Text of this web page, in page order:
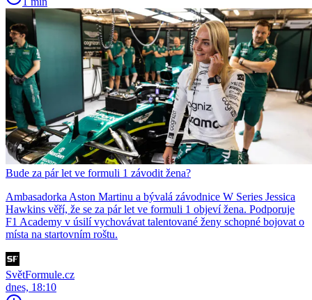
Bude za pár let ve formuli 1 závodit žena?
Ambasadorka Aston Martinu a bývalá závodnice W Series Jessica
Hawkins věří, že se za pár let ve formuli 1 objeví žena. Podporuje
F1 Academy v úsilí vychovávat talentované ženy schopné bojovat o
místa na startovním roštu.
SvětFormule.cz
dnes, 18:10